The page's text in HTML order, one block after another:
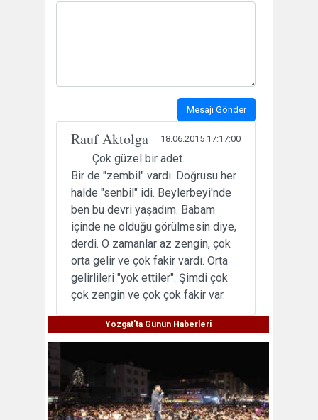
Mesajı Gönder
Rauf Aktolga 18.06.2015 17:17:00
Çok güzel bir adet.
Bir de "zembil" vardı. Doğrusu her
halde "senbil" idi. Beylerbeyi'nde
ben bu devri yaşadım. Babam
içinde ne olduğu görülmesin diye,
derdi. O zamanlar az zengin, çok
orta gelir ve çok fakir vardı. Orta
gelirlileri "yok ettiler". Şimdi çok
çok zengin ve çok çok fakir var.
Yozgat'ta Günün Haberleri